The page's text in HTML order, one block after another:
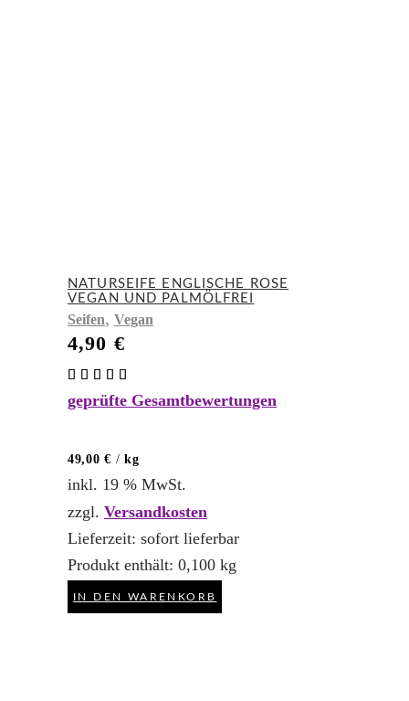
NATURSEIFE ENGLISCHE ROSE
VEGAN UND PALMÖLFREI
Seifen, Vegan
4,90 €
5.00
geprüfte Gesamtbewertungen
49,00€ /kg
inkl. 19 % MwSt.
zzgl. Versandkosten
Lieferzeit: sofort lieferbar
Produkt enthält: 0,100 kg
IN DEN WARENKORB